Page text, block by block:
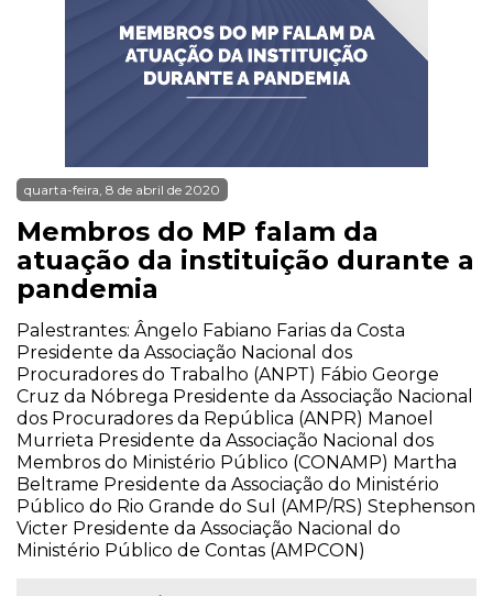
quarta-feira, 8 de abril de 2020
Membros do MP falam da
atuação da instituição durante a
pandemia
Palestrantes: Ângelo Fabiano Farias da Costa
Presidente da Associação Nacional dos
Procuradores do Trabalho (ANPT) Fábio George
Cruz da Nóbrega Presidente da Associação Nacional
dos Procuradores da República (ANPR) Manoel
Murrieta Presidente da Associação Nacional dos
Membros do Ministério Público (CONAMP) Martha
Beltrame Presidente da Associação do Ministério
Público do Rio Grande do Sul (AMP/RS) Stephenson
Victer Presidente da Associação Nacional do
Ministério Público de Contas (AMPCON)